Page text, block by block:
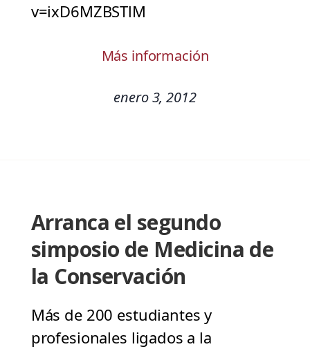
v=ixD6MZBSTlM
Más información
enero 3, 2012
Arranca el segundo
simposio de Medicina de
la Conservación
Más de 200 estudiantes y
profesionales ligados a la